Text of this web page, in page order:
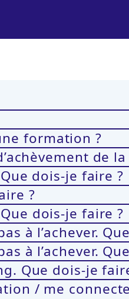
formation ?
de
dois-je faire ?
?
dois-je faire ?
à l’achever.
à l’achever.
Que dois-je
/ me